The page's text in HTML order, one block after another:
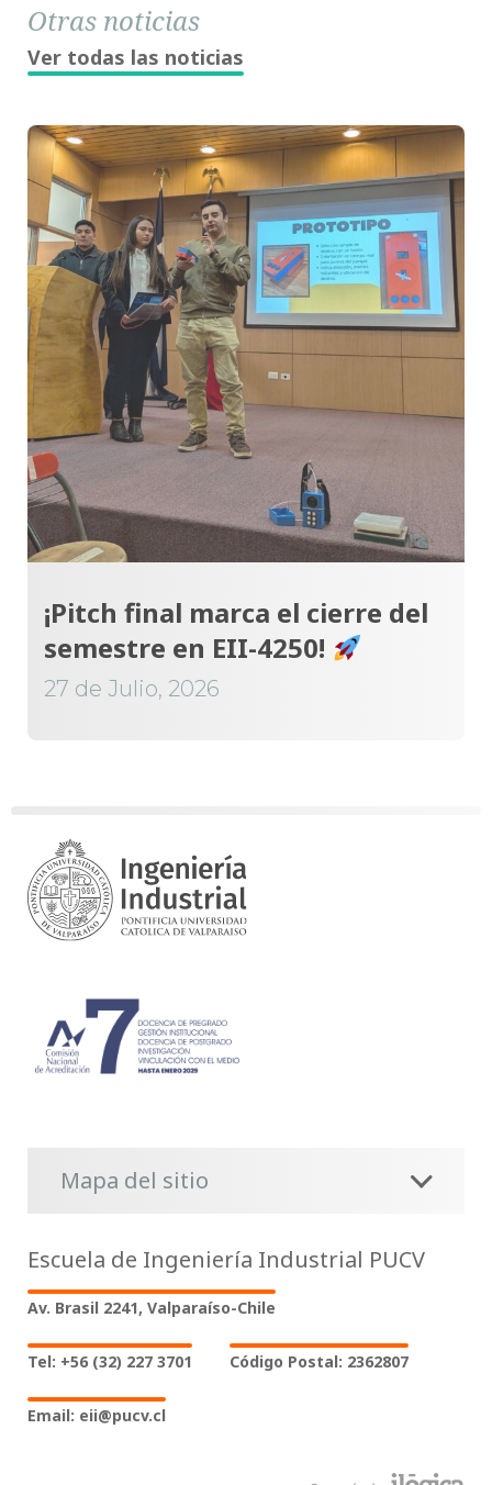
Otras noticias
Ver todas las noticias
¡Pitch final marca el cierre del
semestre en EII-4250!
27 de Julio, 2026
Mapa del sitio
Escuela de Ingeniería Industrial PUCV
Av. Brasil 2241, Valparaíso-Chile
Tel: +56 (32) 227 3701 Código Postal: 2362807
Email: eii@pucv.cl